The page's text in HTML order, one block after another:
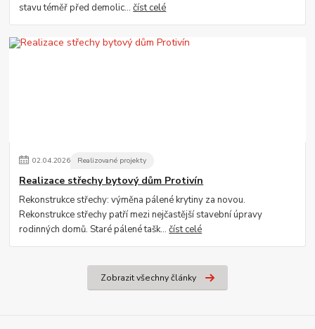
stavu téměř před demolic...číst celé
02.04.2026 Realizované projekty
Realizace střechy bytový dům Protivín
Rekonstrukce střechy: výměna pálené krytiny za novou.
Rekonstrukce střechy patří mezi nejčastější stavební úpravy
rodinných domů. Staré pálené tašk...číst celé
Zobrazit všechny články